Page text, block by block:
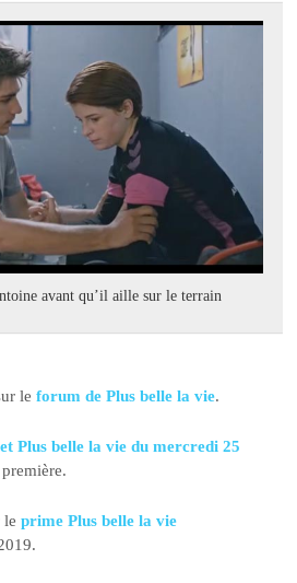
avant qu’il aille sur le terrain
le forum de Plus belle la vie.
Plus belle la vie du mercredi 25
le prime Plus belle la vie